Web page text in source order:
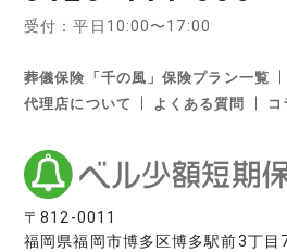
寺院墓地.com 優良墓石・石材店ガイ
お墓の引越し＆墓じまいくん
いい葬儀 いいお坊さん
日本最大級の仏壇仏具総合サイト「い
受付：平日10:00〜17:00
葬儀保険「千の風」保険プラン一覧
代理店について
よくある質問 コ
〒812-0011
福岡県福岡市博多区博多駅前3丁目